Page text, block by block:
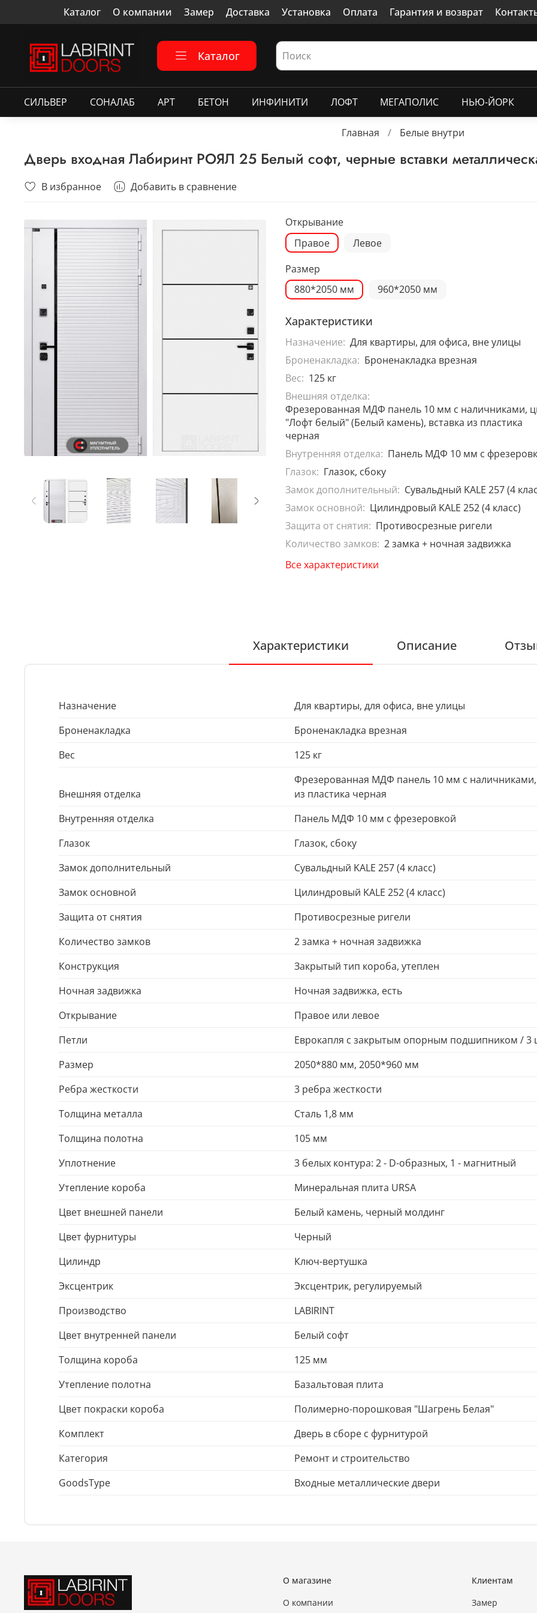
Каталог О компании Замер Доставка Установка Оплата Гарантия и возврат
Каталог
СИЛЬВЕР СОНАЛАБ АРТ БЕТОН ИНФИНИТИ ЛОФТ МЕГАПОЛИС НЬЮ-ЙОРК
Главная Белые внутри
Дверь входная Лабиринт РОЯЛ 25 Белый софт, черные вставки
В избранное Добавить в сравнение
Открывание
Правое
Левое
Размер
880*2050 мм
960*2050 мм
Характеристики
Назначение: Для квартиры, для офиса, вне улицы
Броненакладка: Броненакладка врезная
Вес: 125 кг
Внешняя отделка:
Фрезерованная МДФ панель 10 мм с наличниками,
"Лофт белый" (Белый камень), вставка из пластика
черная
Внутренняя отделка: Панель МДФ 10 мм с
Глазок: Глазок, сбоку
Замок дополнительный: Сувальдный KALE 257 (4
Замок основной: Цилиндровый KALE 252 (4 класс)
Защита от снятия: Противосрезные ригели
Количество замков: 2 замка + ночная задвижка
Все характеристики
Характеристики Описание
Назначение
Для квартиры, для офиса, вне улицы
Броненакладка
Броненакладка врезная
Вес
125 кг
Внешняя отделка
Фрезерованная МДФ панель 10 мм с
из пластика черная
Внутренняя отделка
Панель МДФ 10 мм с фрезеровкой
Глазок
Глазок, сбоку
Замок дополнительный
Сувальдный KALE 257 (4 класс)
Замок основной
Цилиндровый KALE 252 (4 класс)
Защита от снятия
Противосрезные ригели
Количество замков
2 замка + ночная задвижка
Конструкция
Закрытый тип короба, утеплен
Ночная задвижка
Ночная задвижка, есть
Открывание
Правое или левое
Петли
Еврокапля с закрытым опорным подшипником / 3
Размер
2050*880 мм, 2050*960 мм
Ребра жесткости
3 ребра жесткости
Толщина металла
Сталь 1,8 мм
Толщина полотна
105 мм
Уплотнение
3 белых контура: 2 - D-образных, 1 - магнитный
Утепление короба
Минеральная плита URSA
Цвет внешней панели
Белый камень, черный молдинг
Цвет фурнитуры
Черный
Цилиндр
Ключ-вертушка
Эксцентрик
Эксцентрик, регулируемый
Производство
LABIRINT
Цвет внутренней панели
Белый софт
Толщина короба
125 мм
Утепление полотна
Базальтовая плита
Цвет покраски короба
Полимерно-порошковая "Шагрень Белая"
Комплект
Дверь в сборе с фурнитурой
Категория
Ремонт и строительство
GoodsType
Входные металлические двери
О магазине
О компании
Клиентам
Замер